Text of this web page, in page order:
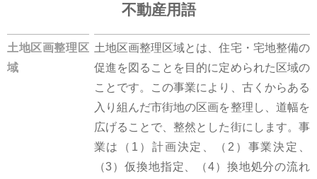
不動産用語
土地区画整理区
域
土地区画整理区域とは、住宅・宅地整備の
促進を図ることを目的に定められた区域の
ことです。この事業により、古くからある
入り組んだ市街地の区画を整理し、道幅を
広げることで、整然とした街にします。事
業は（1）計画決定、（2）事業決定、
（3）仮換地指定、（4）換地処分の流れ